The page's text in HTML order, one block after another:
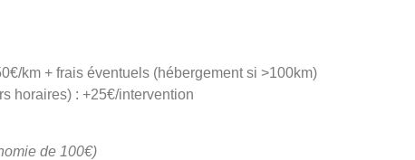
km + frais éventuels (hébergement si >100km)
horaires) : +25€/intervention
de 100€)